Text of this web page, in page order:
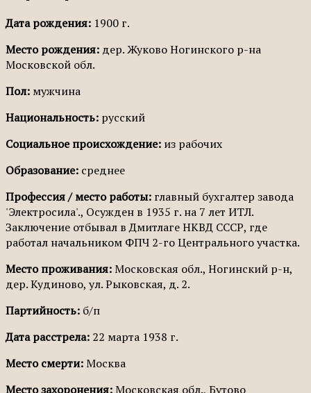
Дата рождения: 1900 г.
Место рождения: дер. Жуково Ногинского р-на
Московской обл.
Пол: мужчина
Национальность: русский
Социальное происхождение: из рабочих
Образование: среднее
Профессия / место работы: главный бухгалтер завода
'Электросила'., Осужден в 1935 г. на 7 лет ИТЛ.
Заключение отбывал в Дмитлаге НКВД СССР, где
работал начальником ФПЧ 2-го Центрального участка.
Место проживания:Московская обл., Ногинский р-н,
дер. Кудиново, ул. Рыковская, д. 2.
Партийность: б/п
Дата расстрела: 22 марта 1938 г.
Место смерти:Москва
Место захоронения:Московская обл., Бутово